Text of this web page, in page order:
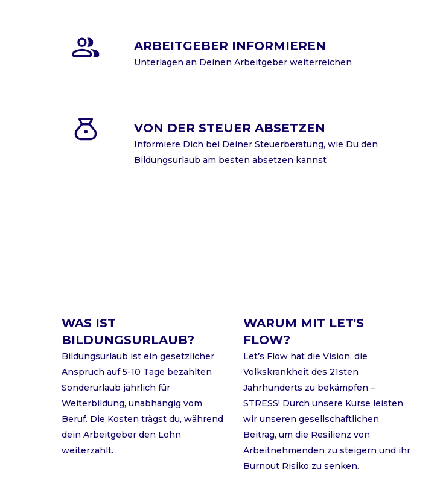
ARBEITGEBER INFORMIEREN
Unterlagen an Deinen Arbeitgeber weiterreichen
VON DER STEUER ABSETZEN
Informiere Dich bei Deiner Steuerberatung, wie Du den
Bildungsurlaub am besten absetzen kannst
WAS IST
BILDUNGSURLAUB?
Bildungsurlaub ist ein gesetzlicher
Anspruch auf 5-10 Tage bezahlten
Sonderurlaub jährlich für
Weiterbildung, unabhängig vom
Beruf. Die Kosten trägst du, während
dein Arbeitgeber den Lohn
weiterzahlt.
WARUM MIT LET'S
FLOW?
Let’s Flow hat die Vision, die
Volkskrankheit des 21sten
Jahrhunderts zu bekämpfen –
STRESS! Durch unsere Kurse leisten
wir unseren gesellschaftlichen
Beitrag, um die Resilienz von
Arbeitnehmenden zu steigern und ihr
Burnout Risiko zu senken.